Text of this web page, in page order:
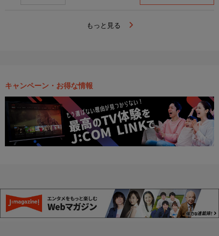
もっと見る
キャンペーン・お得な情報